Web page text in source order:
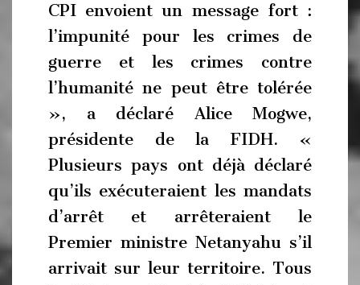
CPI envoient un message fort :
l’impunité pour les crimes de
guerre et les crimes contre
l’humanité ne peut être tolérée
», a déclaré Alice Mogwe,
présidente de la FIDH. «
Plusieurs pays ont déjà déclaré
qu’ils exécuteraient les mandats
d’arrêt et arrêteraient le
Premier ministre Netanyahu s’il
arrivait sur leur territoire. Tous